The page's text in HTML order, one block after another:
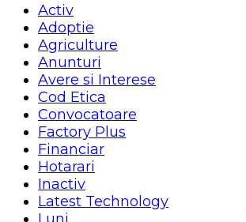
Activ
Adoptie
Agriculture
Anunturi
Avere si Interese
Cod Etica
Convocatoare
Factory Plus
Financiar
Hotarari
Inactiv
Latest Technology